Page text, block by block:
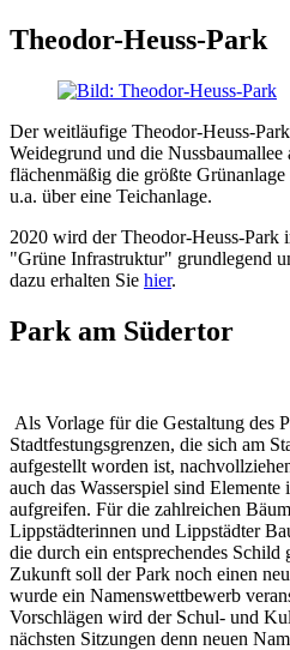
Theodor-Heuss-Park
Der weitläufige Theodor-Heuss-
Weidegrund und die Nussbaumallee
flächenmäßig die größte
u.a. über eine Teichanlage.
2020 wird der Theodor-Heuss-Park
"Grüne Infrastruktur" grundlegend
dazu erhalten Sie hier.
Park am Südertor
Als Vorlage für die Gestaltung des
Stadtfestungsgrenzen, die sich am
aufgestellt worden ist,
auch das Wasserspiel sind
aufgreifen. Für die zahlreichen
Lippstädterinnen und Lippstädter
die durch ein entsprechendes Schild
Zukunft soll der Park noch einen
wurde ein Namenswettbewerb
Vorschlägen wird der Schul- und
nächsten Sitzungen denn neuen